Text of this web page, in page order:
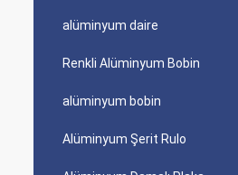
alüminyum daire
Renkli Alüminyum Bobin
alüminyum bobin
Alüminyum Şerit Rulo